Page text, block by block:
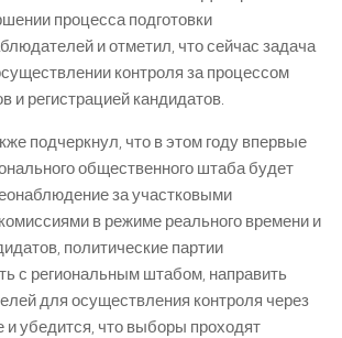
процесса подготовки
и отметил, что сейчас задача
контроля за процессом
и регистрацией кандидатов.
подчеркнул, что в этом году впервые
общественного штаба будет
за участковыми
в режиме реального времени и
политические партии
с региональным штабом, направить
для осуществления контроля через
убедится, что выборы проходят